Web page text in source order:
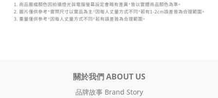
關於我們 ABOUT US
品牌故事 Brand Story